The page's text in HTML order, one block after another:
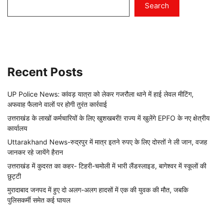
Search
Recent Posts
UP Police News: कांवड़ यात्रा को लेकर गजरौला थाने में हाई लेवल मीटिंग,
अफवाह फैलाने वालों पर होगी तुरंत कार्रवाई
उत्तराखंड के लाखों कर्मचारियों के लिए खुशखबरी! राज्य में खुलेंगे EPFO के नए क्षेत्रीय
कार्यालय
Uttarakhand News-रुद्रपुर में मात्र इतने रुपए के लिए दोस्तों ने ली जान, वजह
जानकर रहे जायेंगे हैरान
उत्तराखंड में कुदरत का कहर- टिहरी-चमोली में भारी लैंडस्लाइड, बागेश्वर में स्कूलों की
छुट्टी
मुरादाबाद जनपद में हुए दो अलग-अलग हादसों में एक की युवक की मौत, जबकि
पुलिसकर्मी समेत कई घायल